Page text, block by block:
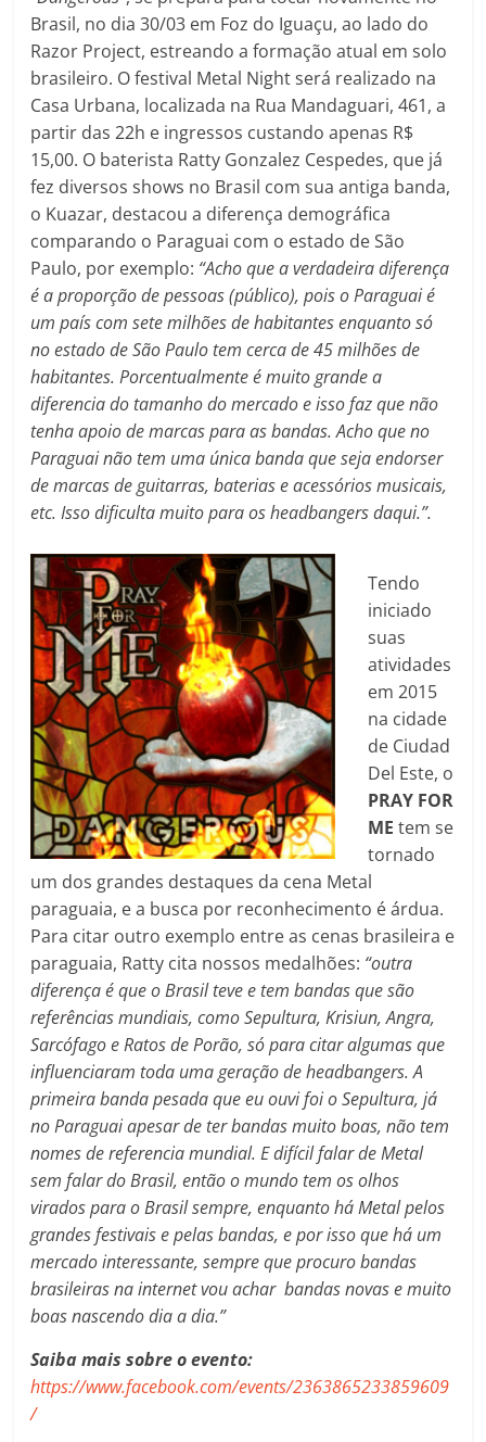
Brasil, no dia 30/03 em Foz do Iguaçu, ao lado do
Razor Project, estreando a formação atual em solo
brasileiro. O festival Metal Night será realizado na
Casa Urbana, localizada na Rua Mandaguari, 461, a
partir das 22h e ingressos custando apenas R$
15,00. O baterista Ratty Gonzalez Cespedes, que já
fez diversos shows no Brasil com sua antiga banda,
o Kuazar, destacou a diferença demográfica
comparando o Paraguai com o estado de São
Paulo, por exemplo: “Acho que a verdadeira diferença
é a proporção de pessoas (público), pois o Paraguai é
um país com sete milhões de habitantes enquanto só
no estado de São Paulo tem cerca de 45 milhões de
habitantes. Porcentualmente é muito grande a
diferencia do tamanho do mercado e isso faz que não
tenha apoio de marcas para as bandas. Acho que no
Paraguai não tem uma única banda que seja endorser
de marcas de guitarras, baterias e acessórios musicais,
etc. Isso dificulta muito para os headbangers daqui.”.
Tendo
iniciado
suas
atividades
em 2015
na cidade
de Ciudad
Del Este, o
PRAY FOR
MEtem se
tornado
um dos grandes destaques da cena Metal
paraguaia, e a busca por reconhecimento é árdua.
Para citar outro exemplo entre as cenas brasileira e
paraguaia, Ratty cita nossos medalhões: “outra
diferença é que o Brasil teve e tem bandas que são
referências mundiais, como Sepultura, Krisiun, Angra,
Sarcófago e Ratos de Porão, só para citar algumas que
influenciaram toda uma geração de headbangers. A
primeira banda pesada que eu ouvi foi o Sepultura, já
no Paraguai apesar de ter bandas muito boas, não tem
nomes de referencia mundial. E difícil falar de Metal
sem falar do Brasil, então o mundo tem os olhos
virados para o Brasil sempre, enquanto há Metal pelos
grandes festivais e pelas bandas, e por isso que há um
mercado interessante, sempre que procuro bandas
brasileiras na internet vou achar bandas novas e muito
boas nascendo dia a dia.”
Saiba mais sobre o evento:
https://www.facebook.com/events/2363865233859609
/